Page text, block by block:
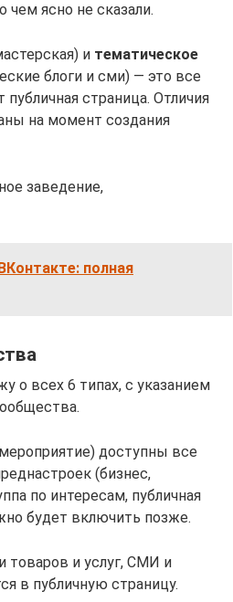
чем ясно не сказали.
и тематическое
блоги и сми) — это все
страница. Отличия
на момент создания
заведение,
полная
о всех 6 типах, с указанием
доступны все
(бизнес,
по интересам, публичная
будет включить позже.
товаров и услуг, СМИ и
в публичную страницу.